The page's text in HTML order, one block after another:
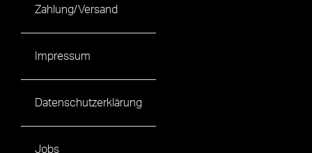
Zahlung/Versand
Impressum
Datenschutzerklärung
Jobs